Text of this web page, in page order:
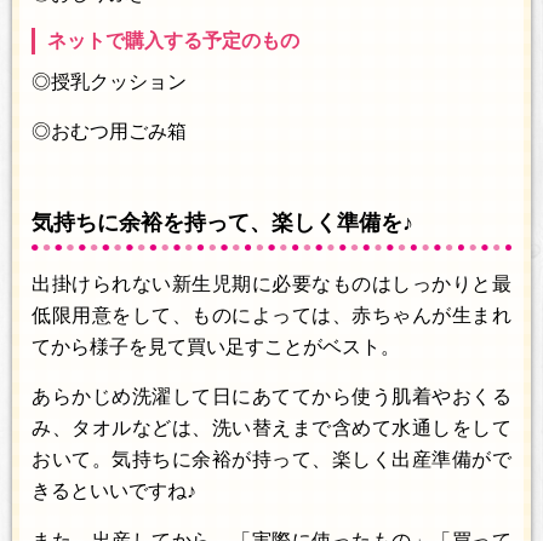
ネットで購入する予定のもの
◎授乳クッション
◎おむつ用ごみ箱
気持ちに余裕を持って、楽しく準備を♪
出掛けられない新生児期に必要なものはしっかりと最
低限用意をして、ものによっては、赤ちゃんが生まれ
てから様子を見て買い足すことがベスト。
あらかじめ洗濯して日にあててから使う肌着やおくる
み、タオルなどは、洗い替えまで含めて水通しをして
おいて。気持ちに余裕が持って、楽しく出産準備がで
きるといいですね♪